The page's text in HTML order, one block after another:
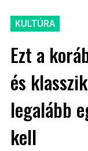
KULTÚRA
Ezt a
és
legalább
kell